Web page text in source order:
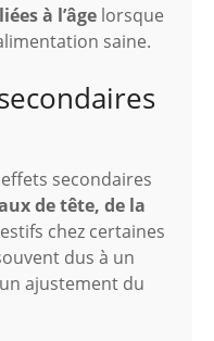
à l’âge lorsque
saine.
secondaires
de tête, de la
chez certaines
dus à un
ajustement du